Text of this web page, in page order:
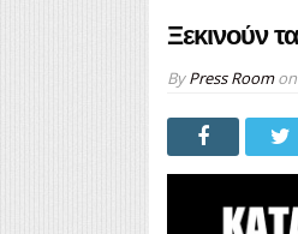
Ξεκινούν
ByPress Roomon